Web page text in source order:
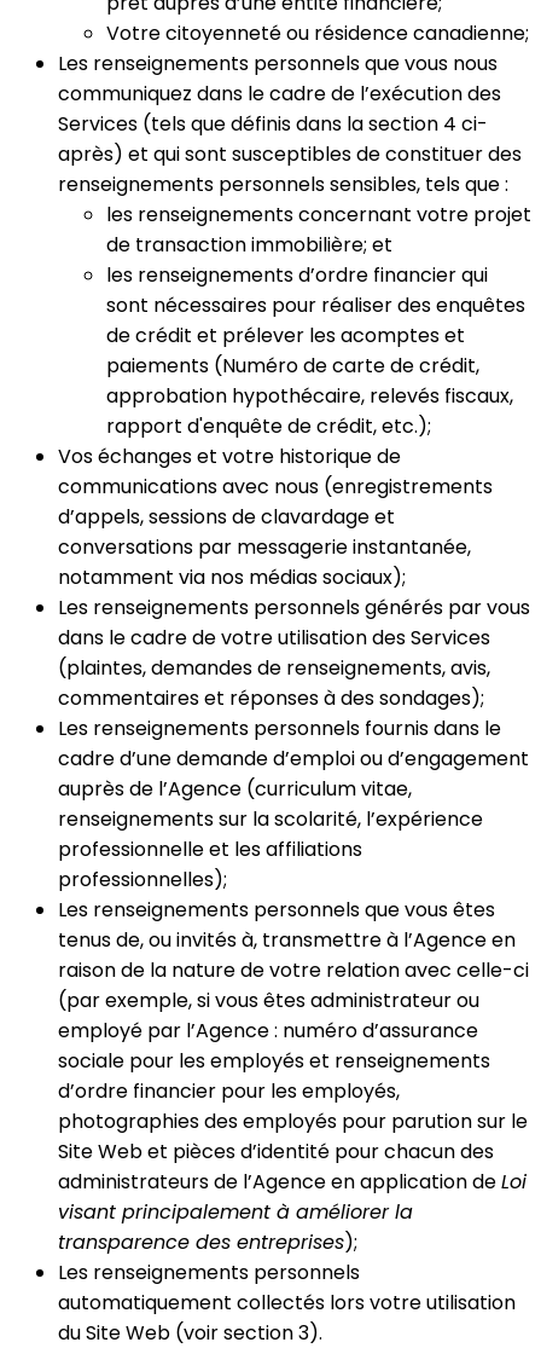
Votre citoyenneté ou résidence canadienne;
Les renseignements personnels que vous nous
communiquez dans le cadre de l’exécution des
Services (tels que définis dans la section 4 ci-
après) et qui sont susceptibles de constituer des
renseignements personnels sensibles, tels que :
les renseignements concernant votre projet
de transaction immobilière; et
les renseignements d’ordre financier qui
sont nécessaires pour réaliser des enquêtes
de crédit et prélever les acomptes et
paiements (Numéro de carte de crédit,
approbation hypothécaire, relevés fiscaux,
rapport d'enquête de crédit, etc.);
Vos échanges et votre historique de
communications avec nous (enregistrements
d’appels, sessions de clavardage et
conversations par messagerie instantanée,
notamment via nos médias sociaux);
Les renseignements personnels générés par vous
dans le cadre de votre utilisation des Services
(plaintes, demandes de renseignements, avis,
commentaires et réponses à des sondages);
Les renseignements personnels fournis dans le
cadre d’une demande d’emploi ou d’engagement
auprès de l’Agence (curriculum vitae,
renseignements sur la scolarité, l’expérience
professionnelle et les affiliations
professionnelles);
Les renseignements personnels que vous êtes
tenus de, ou invités à, transmettre à l’Agence en
raison de la nature de votre relation avec celle-ci
(par exemple, si vous êtes administrateur ou
employé par l’Agence : numéro d’assurance
sociale pour les employés et renseignements
d’ordre financier pour les employés,
photographies des employés pour parution sur le
Site Web et pièces d’identité pour chacun des
administrateurs de l’Agence en application deLoi
visant principalement à améliorer la
transparence des entreprises);
Les renseignements personnels
automatiquement collectés lors votre utilisation
du Site Web (voir section 3).